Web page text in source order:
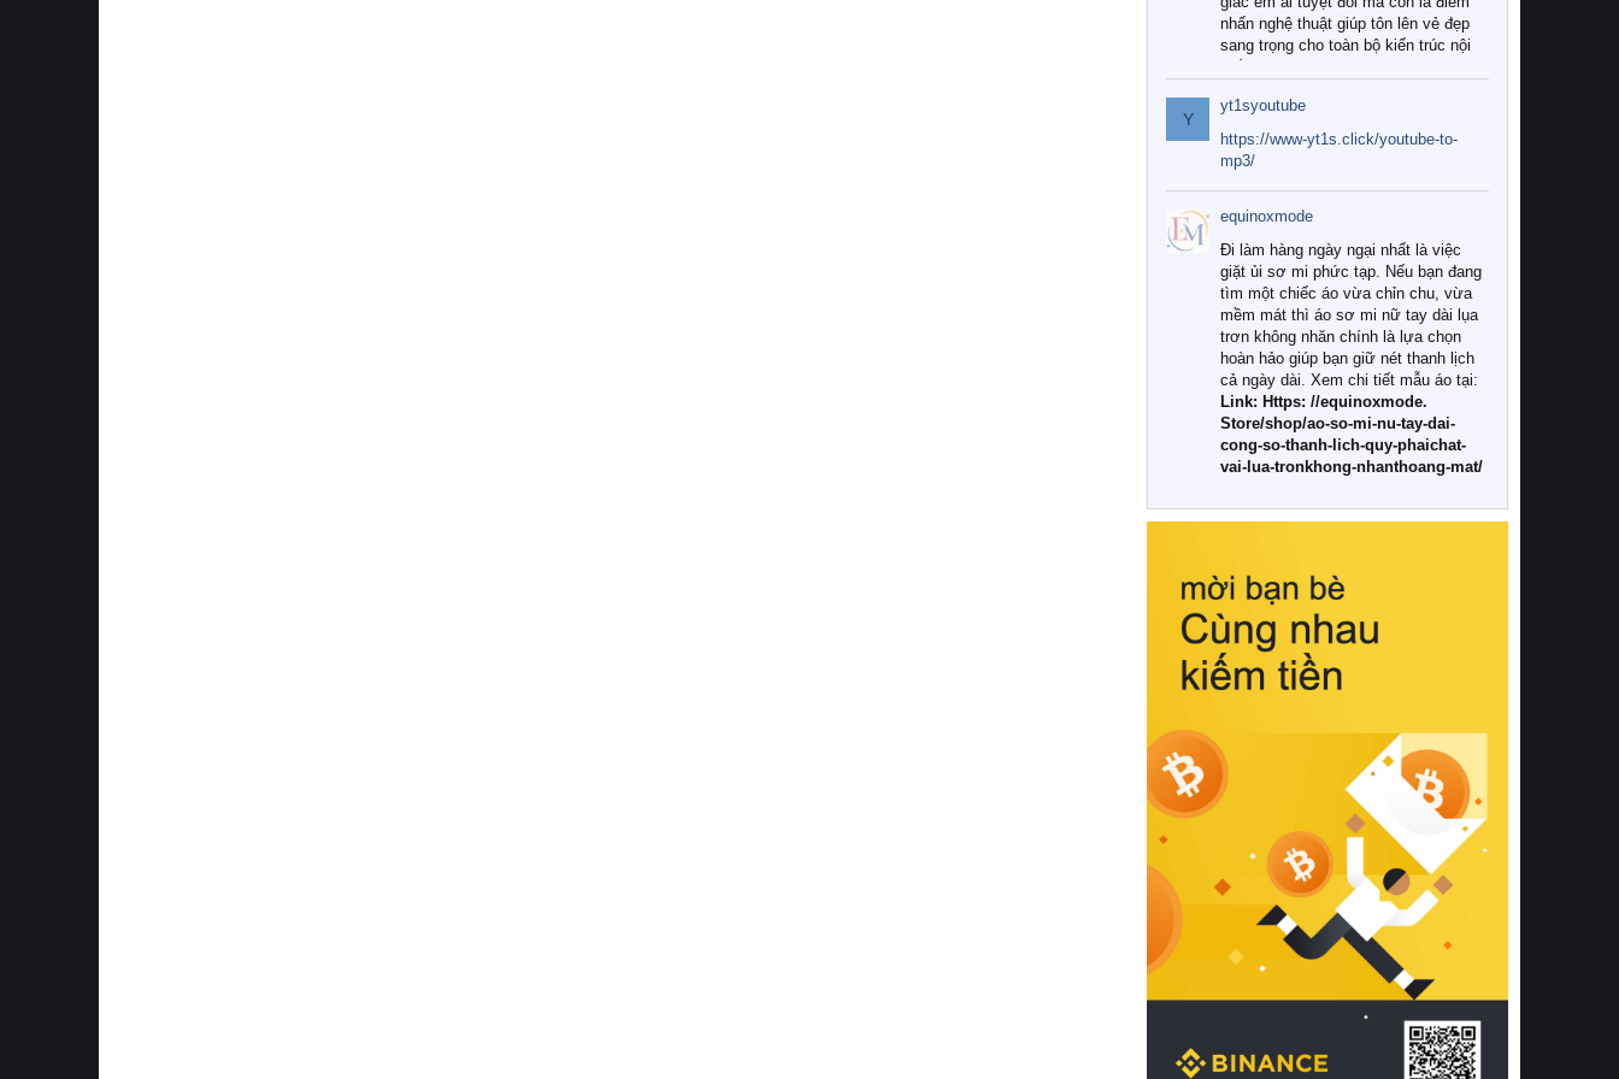
nhấn nghệ thuật giúp tôn lên vẻ đẹp
sang trọng cho toàn bộ kiến trúc nội
Tuy nhiên, giữa thị trường đa dạng
với vô vàn thương hiệu và mẫu mã
như hiện nay, làm thế nào để chọn
được những bộ chăn ga gối đệm cao
cấp thực sự chất lượng, phù hợp với
khí hậu và nhu cầu sử dụng của gia
đình? Hãy cùng chúng tôi đi tìm lời
giải đáp chi tiết qua bài viết dưới đây.
1. Tại sao các gia đình hiện đại lại ưa
chuộng chăn ga gối đệm cao cấp?
Khác với các dòng sản phẩm thông
thường, những bộ chăn ga gối đệm
cao cấp trải qua quy trình sản xuất
nghiêm ngặt từ khâu chọn lọc nguyên
liệu tự nhiên đến công nghệ dệt
nhuộm hiện đại không chứa hóa chất
này, bạn sẽ cảm nhận rõ rệt sự khác
hồi chuẩn xác của phần đệm nâng đỡ
cột sống.
Bên cạnh đó, việc lựa chọn các dòng
sản phẩm đạt chuẩn chất lượng quốc
tế còn giúp ngăn ngừa tình trạng kích
khuẩn và nấm mốc trong điều kiện
thời tiết nóng ẩm. Bạn có thể tìm hiểu
thêm các nghiên cứu khoa học về tác
động của giấc ngủ và môi trường
phòng ngủ đối với sức khỏe con
người tại Sleep Foundation (External
Link) để có cái nhìn toàn diện hơn.
2. Các tiêu chí vàng khi lựa chọn
chăn ga gối đệm cao cấp cho phòng
ngủ
Để sở hữu một bộ chăn ga gối đệm
cao cấp hoàn hảo cả về thẩm mỹ lẫn
công năng, người tiêu dùng cần cân
nhắc kỹ lưỡng các tiêu chí quan trọng
Y
yt1syoutube
https://www-yt1s.click/youtube-to-
mp3/
equinoxmode
Đi làm hàng ngày ngại nhất là việc
giặt ủi sơ mi phức tạp. Nếu bạn đang
tìm một chiếc áo vừa chỉn chu, vừa
mềm mát thì áo sơ mi nữ tay dài lụa
trơn không nhăn chính là lựa chọn
hoàn hảo giúp bạn giữ nét thanh lịch
cả ngày dài. Xem chi tiết mẫu áo tại:
Link: Https: //equinoxmode.
Store/shop/ao-so-mi-nu-tay-dai-
cong-so-thanh-lich-quy-phaichat-
vai-lua-tronkhong-nhanthoang-mat/